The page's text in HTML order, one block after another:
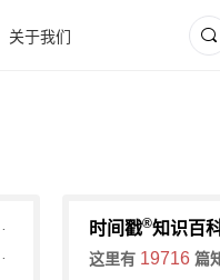
关于我们
时间戳®知识百
这里有 19716 篇